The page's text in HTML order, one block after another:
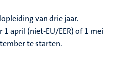
van drie jaar.
1 april (niet-EU/EER) of 1 mei
te starten.